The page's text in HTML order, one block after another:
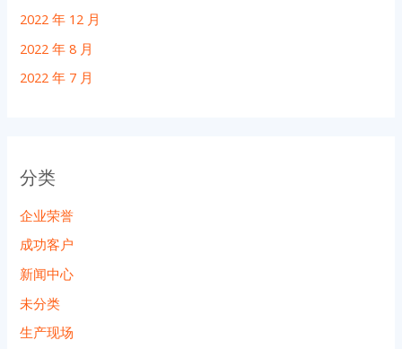
2022 年 12 月
2022 年 8 月
2022 年 7 月
分类
企业荣誉
成功客户
新闻中心
未分类
生产现场